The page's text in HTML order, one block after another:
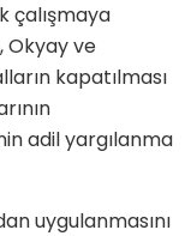
çalışmaya
Okyay ve
kapatılması
adil yargılanma
uygulanmasını